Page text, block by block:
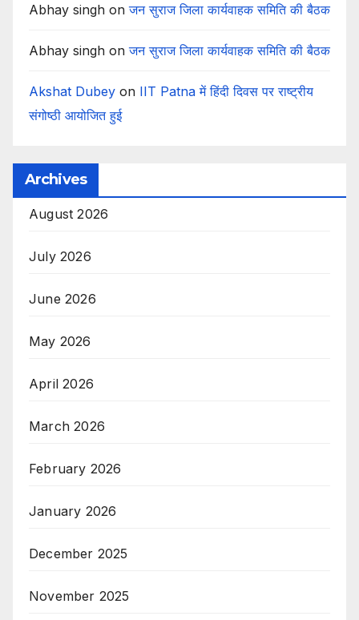
Abhay singh onजन सुराज जिला कार्यवाहक समिति की बैठक
Abhay singh onजन सुराज जिला कार्यवाहक समिति की बैठक
Akshat Dubey on IIT Patna में हिंदी दिवस पर राष्ट्रीय
संगोष्ठी आयोजित हुई
Archives
August 2026
July 2026
June 2026
May 2026
April 2026
March 2026
February 2026
January 2026
December 2025
November 2025